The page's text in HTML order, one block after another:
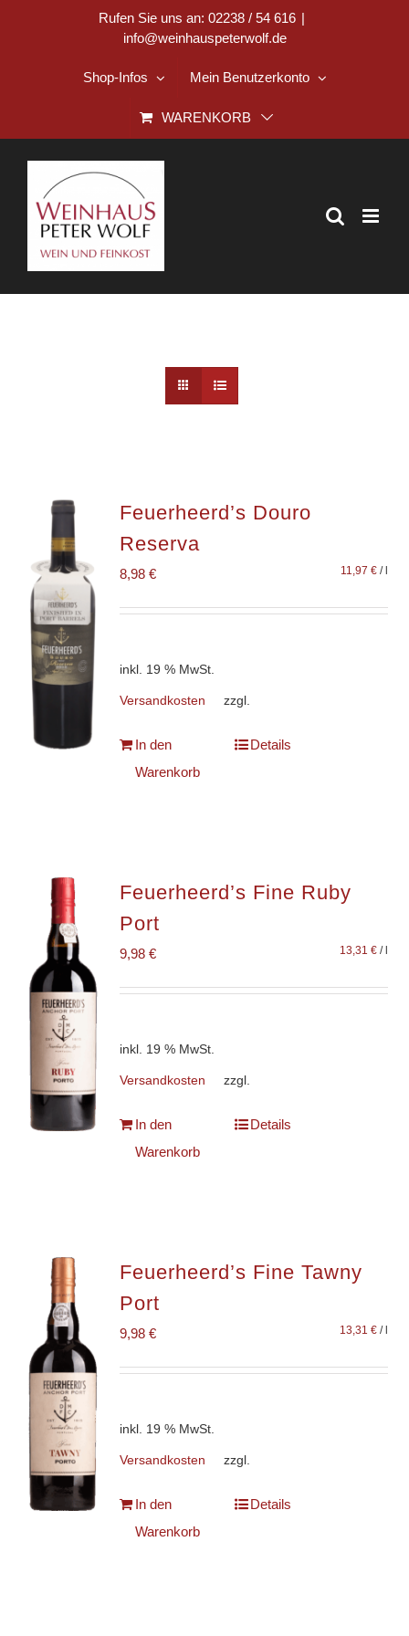
Rufen Sie uns an: 02238 / 54 616 |
info@weinhauspeterwolf.de
Shop-Infos Mein Benutzerkonto
WARENKORB
Feuerheerd’s Douro
Reserva
8,98€ 11,97€ /
inkl. 19 % MwSt.
zzgl.
Versandkosten
In den
Warenkorb
Details
Feuerheerd’s Fine Ruby
Port
9,98€ 13,31€ /
inkl. 19 % MwSt.
zzgl.
Versandkosten
In den
Warenkorb
Details
Feuerheerd’s Fine Tawny
Port
9,98€ 13,31€ /
inkl. 19 % MwSt.
zzgl.
Versandkosten
In den
Warenkorb
Details